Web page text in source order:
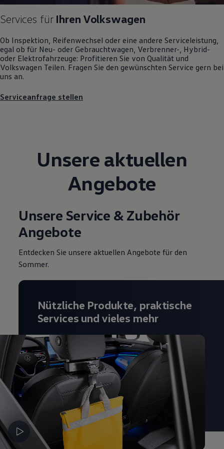
Lifestyle
Familie
Elektromobilität
Volkswagen R
Pannen- und Unfallhilfe
Volkswagen Kundenbetreuung
Services für Ihren Volkswagen
Ob Inspektion, Reifenwechsel oder eine andere Serviceleistung,
egal ob für Neu- oder Gebrauchtwagen , Verbrenner-, Hybrid-
oder Elektrofahrzeuge: Profitieren Sie von Qualität und
Volkswagen Teilen. Fragen Sie den gewünschten Service gern bei
uns an.
Serviceanfrage stellen
Unsere aktuellen
Angebote
Unsere Service & Zubehör
Angebote
Entdecken Sie unsere aktuellen Angebote für den
Sommer.
Nützliche Produkte, praktische
Services und vieles mehr